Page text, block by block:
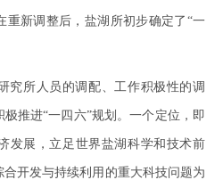
重新调整后，盐湖所初步确定了“一
所人员的调配、工作积极性的调
推进“一四六”规划。一个定位，即
发展，立足世界盐湖科学和技术前
开发与持续利用的重大科技问题为